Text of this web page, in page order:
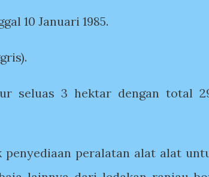
10 Januari 1985.
seluas 3 hektar dengan total
peralatan alat alat